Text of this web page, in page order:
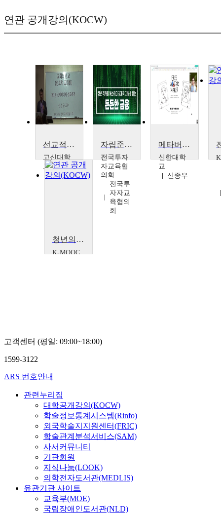
연관 공개강의(KOCW)
선교적 교회론
고신대학
교
신경규
자립준비청년을 위한 든든한 금융
전국투자
자교육협
의회
전국투
자자교
육협의
회
메타버스 시대의 필수 아바타를 온라인에서 무료로 만들어 동행하기
신한대학
교
신종우
청년의 사회적 자립 지원강좌
K-MOOC
고객센터 (평일: 09:00~18:00)
1599-3122
ARS 번호안내
관련누리집
대학공개강의(KOCW)
학술정보통계시스템(Rinfo)
외국학술지지원센터(FRIC)
학술관계분석서비스(SAM)
사서커뮤니티
기관회원
지식나눔(LOOK)
의학전자도서관(MEDLIS)
유관기관 사이트
교육부(MOE)
국립장애인도서관(NLD)